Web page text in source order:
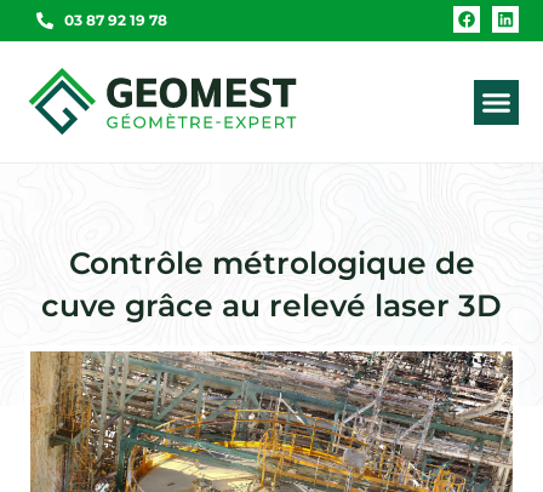
03 87 92 19 78
Contrôle métrologique de
cuve grâce au relevé laser 3D